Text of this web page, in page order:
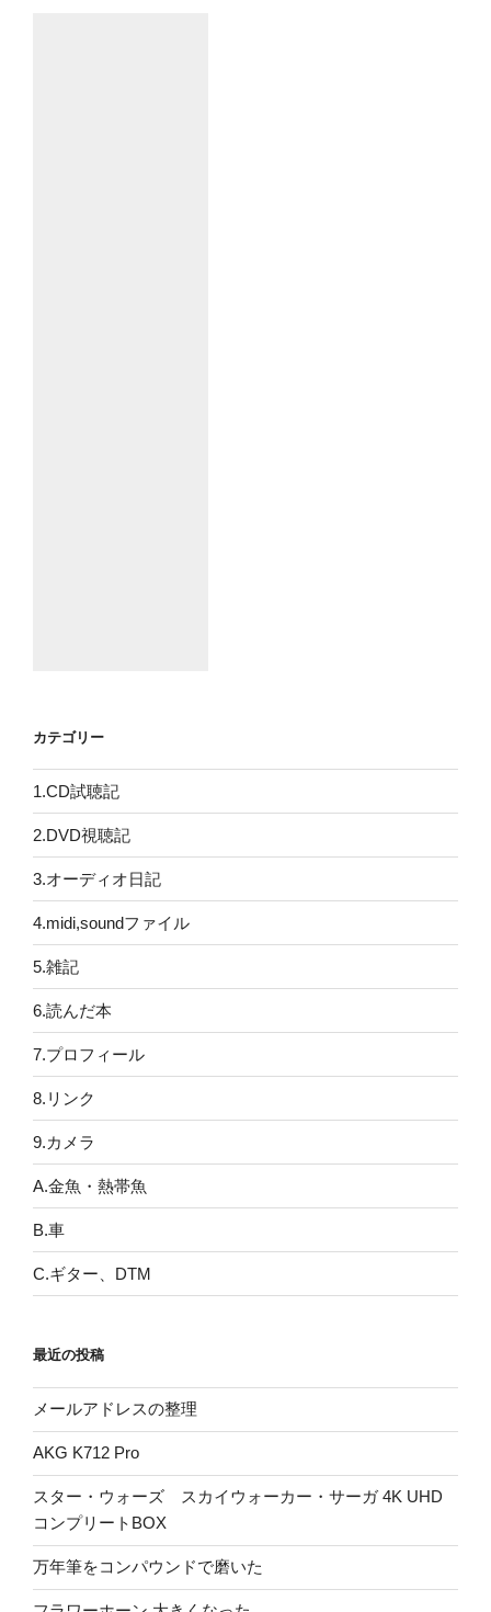
カテゴリー
1.CD試聴記
2.DVD視聴記
3.オーディオ日記
4.midi,soundファイル
5.雑記
6.読んだ本
7.プロフィール
8.リンク
9.カメラ
A.金魚・熱帯魚
B.車
C.ギター、DTM
最近の投稿
メールアドレスの整理
AKG K712 Pro
スター・ウォーズ スカイウォーカー・サーガ 4K UHD
コンプリートBOX
万年筆をコンパウンドで磨いた